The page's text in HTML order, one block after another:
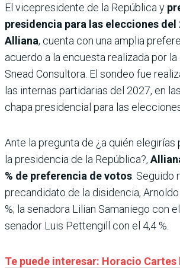
El vicepresidente de la República y
presidencia para las elecciones del
Alliana, cuenta con una amplia
acuerdo a la encuesta realizada por
Snead Consultora. El sondeo fue
las internas partidarias del 2027, en
chapa presidencial para las
Ante la pregunta de ¿a quién elegirías
la presidencia de la República?,
% de preferencia de votos . Seguido
precandidato de la disidencia, Arnoldo
%; la senadora Lilian Samaniego con el
senador Luis Pettengill con el 4,4 %.
Te puede interesar: Horacio